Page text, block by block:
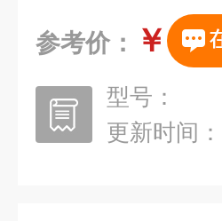
参考价： ￥
型号：
更新时间：